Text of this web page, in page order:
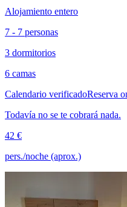
Alojamiento entero
7 - 7 personas
3 dormitorios
6 camas
Calendario verificadoReserva
Todavía no se te cobrará nada.
42 €
pers./noche (aprox.)